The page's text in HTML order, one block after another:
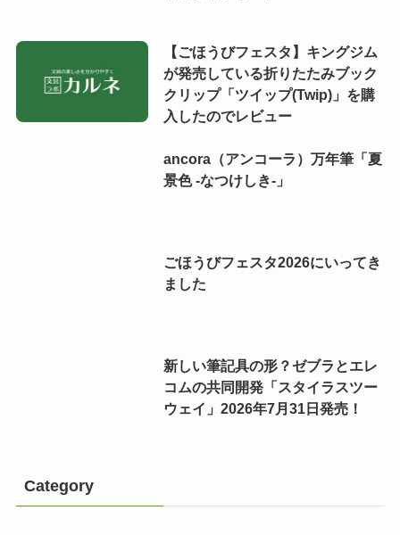
【ごほうびフェスタ】キングジム
が発売している折りたたみブック
クリップ「ツイップ(Twip)」を購
入したのでレビュー
ancora（アンコーラ）万年筆「夏
景色 -なつけしき-」
ごほうびフェスタ2026にいってき
ました
新しい筆記具の形？ゼブラとエレ
コムの共同開発「スタイラスツー
ウェイ」2026年7月31日発売！
Category